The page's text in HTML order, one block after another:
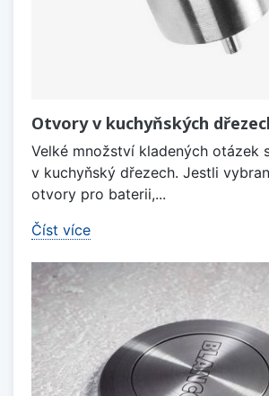
Otvory v kuchyňských
Velké množství kladených otázek
v kuchyňský dřezech. Jestli
otvory pro baterii,...
Číst více